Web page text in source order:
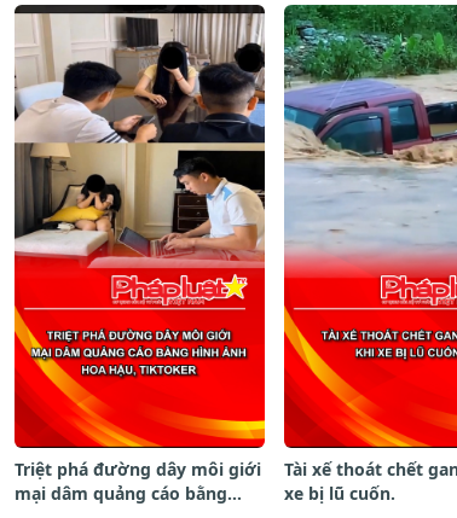
Triệt phá đường dây môi giới
mại dâm quảng cáo bằng
Tài xế thoát chết
xe bị lũ cuốn.